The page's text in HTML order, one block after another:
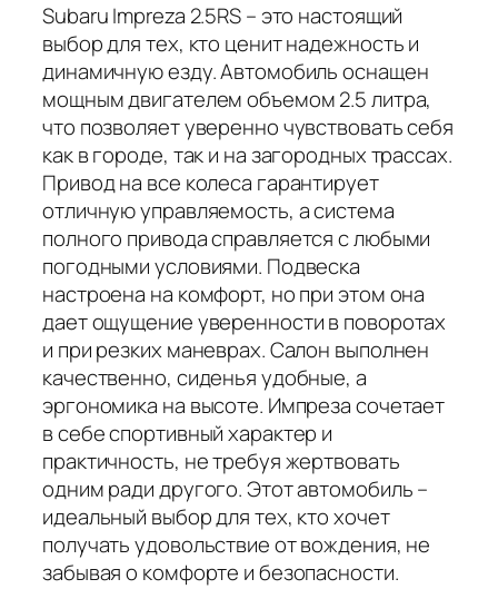
Subaru Impreza 2.5RS – это настоящий
выбор для тех, кто ценит надежность и
динамичную езду. Автомобиль оснащен
мощным двигателем объемом 2.5 литра,
что позволяет уверенно чувствовать себя
как в городе, так и на загородных трассах.
Привод на все колеса гарантирует
отличную управляемость, а система
полного привода справляется с любыми
погодными условиями. Подвеска
настроена на комфорт, но при этом она
дает ощущение уверенности в поворотах
и при резких маневрах. Салон выполнен
качественно, сиденья удобные, а
эргономика на высоте. Импреза сочетает
в себе спортивный характер и
практичность, не требуя жертвовать
одним ради другого. Этот автомобиль –
идеальный выбор для тех, кто хочет
получать удовольствие от вождения, не
забывая о комфорте и безопасности.